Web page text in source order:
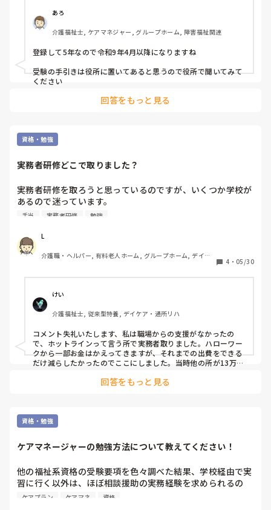
あろ
介護福祉士, ケアマネジャー, グループホーム, 障害福祉関連
登録して5年なので令和9年4月以降になりますね
受験の手引きは役所に置いてあると思うので役所で聞いてみて
ください
回答をもっと見る
資格・勉強
実務者研修どこで取りました？
実務者研修を取ろうと思っているのですが、いくつか学校が
あるので迷っています。
またその学校はどうでしたか？
教えていただけると嬉しいです(*´-`)
手当 実務者研修 勉強
L
介護職・ヘルパー, 有料老人ホーム, グループホーム, デイサ
4 ・ 05/30
けい
介護福祉士, 従来型特養, デイケア・通所リハ
コメント失礼いたします、私は職場からの支援がなかったの
で、ホットラインって言う所で実務者取りました。ハローワー
クから一部お金はかえってきますが、それまでの出費をできる
だけ減らしたかったのでここにしました。当時他の所が13万円
会議所の会議室を使う形なので受講生が少なかったら授業はな
回答をもっと見る
資格・勉強
ケアマネージャーの勉強方法について教えてください！
他の福祉系資格の受験要項を色々調べた結果、学校経由で実
習に行く以外は、ほぼ相談援助の実務経験を求められるの
で、実績を積めるように、ケアマネージャー試験を受けてみ
ケアプラン ケアマネ 資格